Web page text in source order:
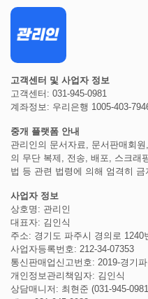
고객센터 및 사업자 정보
고객센터: 031-945-0981
계좌정보: 우리은행 1005-403-
중개 플랫폼 안내
관리인의 문서자료, 문서판매회
의 무단 복제, 전송, 배포, 스크래
법 등 관련 법령에 의해 엄격히 금
사업자 정보
상호명: 관리인
대표자: 김인식
주소: 경기도 파주시 경의로 1240
사업자등록번호: 212-34-07353
통신판매업신고번호: 2019-경기
개인정보관리책임자: 김인식
상담매니저: 최현준 (031-945-